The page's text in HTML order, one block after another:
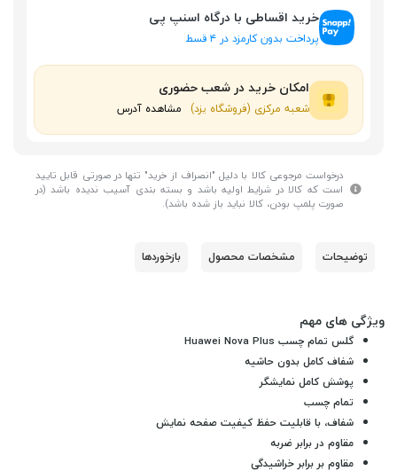
خرید اقساطی با درگاه اسنپ پی
پرداخت بدون کارمزد در ۴ قسط
امکان خرید در شعب حضوری
شعبه مرکزی (فروشگاه یزد) مشاهده آدرس
درخواست مرجوعی کالا با دلیل "انصراف از خرید" تنها در صورتی قابل تایید
است که کالا در شرایط اولیه باشد و بسته بندی آسیب ندیده باشد (در
صورت پلمپ بودن، کالا نباید باز شده باشد).
توضیحات مشخصات محصول بازخوردها
ویژگی های مهم
گلس تمام چسب Huawei Nova Plus
شفاف کامل بدون حاشیه
پوشش کامل نمایشگر
تمام چسب
شفاف، با قابلیت حفظ کیفیت صفحه نمایش
مقاوم در برابر ضربه
مقاوم بر برابر خراشیدگی